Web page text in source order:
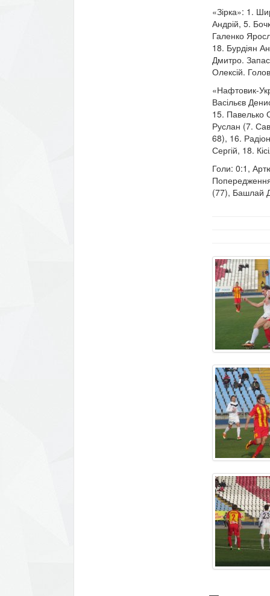
«Зірка»: 1.
Андрій, 5.
Галенко
18. Бурдіян
Дмитро.
Олексій.
«Нафтовик-
Васільєв
15. Павелько
Руслан (7.
68), 16.
Сергій, 18.
Голи: 0:1,
(77), Башлай